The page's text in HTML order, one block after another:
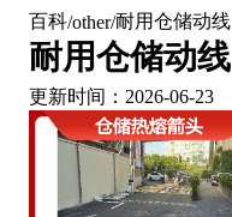
百科/other/耐用仓储动线
耐用仓储动线
更新时间：2026-06-23